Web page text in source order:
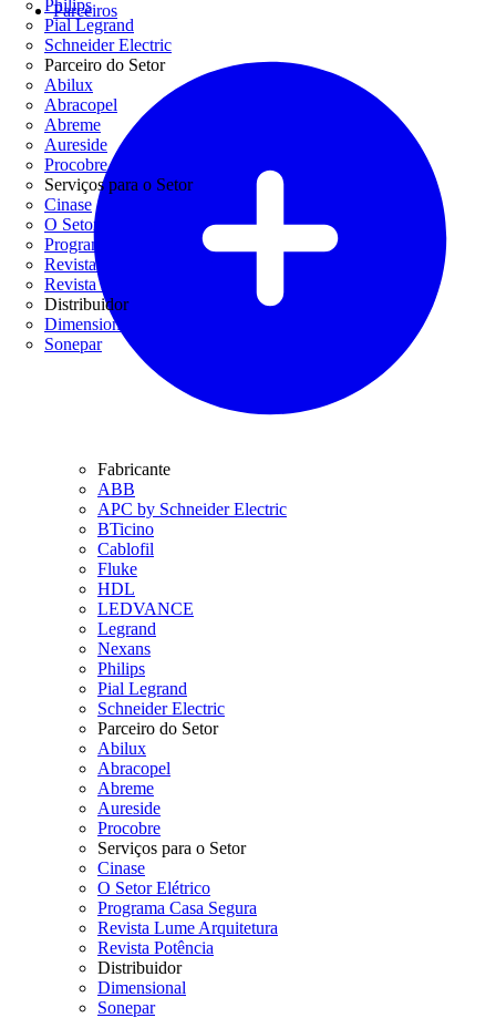
Philips
Pial Legrand
Schneider Electric
Parceiro do Setor
Abilux
Abracopel
Abreme
Aureside
Procobre
Serviços para o Setor
Cinase
O Setor Elétrico
Programa Casa Segura
Revista Lume Arquitetura
Revista Potência
Distribuidor
Dimensional
Sonepar
Parceiros
Fabricante
ABB
APC by Schneider Electric
BTicino
Cablofil
Fluke
HDL
LEDVANCE
Legrand
Nexans
Philips
Pial Legrand
Schneider Electric
Parceiro do Setor
Abilux
Abracopel
Abreme
Aureside
Procobre
Serviços para o Setor
Cinase
O Setor Elétrico
Programa Casa Segura
Revista Lume Arquitetura
Revista Potência
Distribuidor
Dimensional
Sonepar